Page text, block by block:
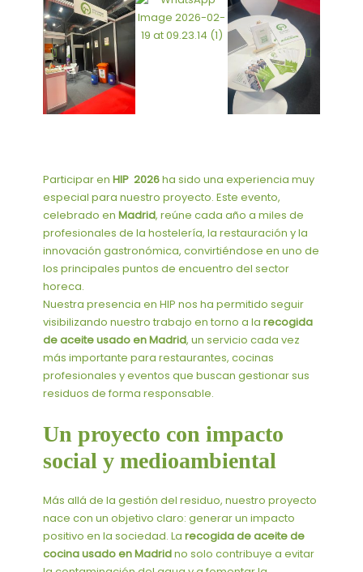
Participar en HIP 2026ha sido una experiencia muy
especial para nuestro proyecto. Este evento,
celebrado en Madrid, reúne cada año a miles de
profesionales de la hostelería, la restauración y la
innovación gastronómica, convirtiéndose en uno de
los principales puntos de encuentro del sector
horeca.
Nuestra presencia en HIP nos ha permitido seguir
visibilizando nuestro trabajo en torno a la recogida
de aceite usado en Madrid, un servicio cada vez
más importante para restaurantes, cocinas
profesionales y eventos que buscan gestionar sus
residuos de forma responsable.
Un proyecto con impacto
social y medioambiental
Más allá de la gestión del residuo, nuestro proyecto
nace con un objetivo claro: generar un impacto
positivo en la sociedad. La recogida de aceite de
cocina usado en Madridno solo contribuye a evitar
usado
en
Madrid